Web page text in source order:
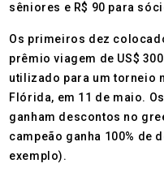
sêniores e R$ 90 para
Os primeiros dez
prêmio viagem de US$
utilizado para um torneio
Flórida, em 11 de maio.
ganham descontos no
campeão ganha 100% de
exemplo).